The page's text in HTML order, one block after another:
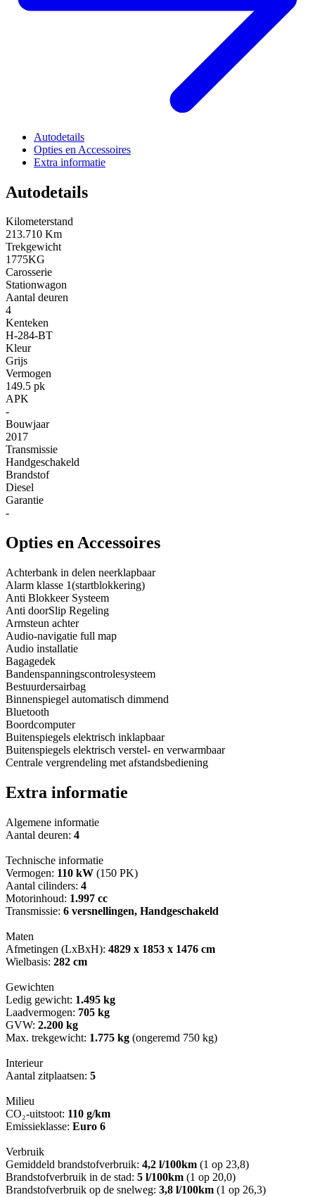
Autodetails
Opties en Accessoires
Extra informatie
Autodetails
Kilometerstand
213.710 Km
Trekgewicht
1775KG
Carosserie
Stationwagon
Aantal deuren
4
Kenteken
H-284-BT
Kleur
Grijs
Vermogen
149.5 pk
APK
-
Bouwjaar
2017
Transmissie
Handgeschakeld
Brandstof
Diesel
Garantie
-
Opties en Accessoires
Achterbank in delen neerklapbaar
Alarm klasse 1(startblokkering)
Anti Blokkeer Systeem
Anti doorSlip Regeling
Armsteun achter
Audio-navigatie full map
Audio installatie
Bagagedek
Bandenspanningscontrolesysteem
Bestuurdersairbag
Binnenspiegel automatisch dimmend
Bluetooth
Boordcomputer
Buitenspiegels elektrisch inklapbaar
Buitenspiegels elektrisch verstel- en verwarmbaar
Centrale vergrendeling met afstandsbediening
Extra informatie
Algemene informatie
Aantal deuren: 4
Technische informatie
Vermogen: 110 kW (150 PK)
Aantal cilinders: 4
Motorinhoud: 1.997 cc
Transmissie: 6 versnellingen, Handgeschakeld
Maten
Afmetingen (LxBxH): 4829 x 1853 x 1476 cm
Wielbasis: 282 cm
Gewichten
Ledig gewicht: 1.495 kg
Laadvermogen: 705 kg
GVW: 2.200 kg
Max. trekgewicht: 1.775 kg (ongeremd 750 kg)
Interieur
Aantal zitplaatsen: 5
Milieu
CO₂-uitstoot: 110 g/km
Emissieklasse: Euro 6
Verbruik
Gemiddeld brandstofverbruik: 4,2 l/100km (1 op 23,8)
Brandstofverbruik in de stad: 5 l/100km (1 op 20,0)
Brandstofverbruik op de snelweg: 3,8 l/100km (1 op 26,3)